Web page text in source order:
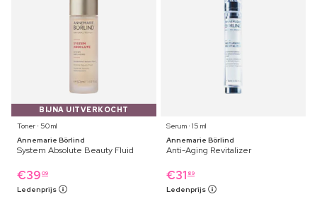
BIJNA UITVERKOCHT
Toner ⋅ 50 ml
Annemarie Börlind
System Absolute Beauty Fluid
€39 09
Ledenprijs
Serum ⋅ 15 ml
Annemarie Börlind
Anti-Aging Revitalizer
€31 89
Ledenprijs